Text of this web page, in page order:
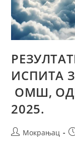
ИСПИТА
ОМШ,
2025.
Мокрањац